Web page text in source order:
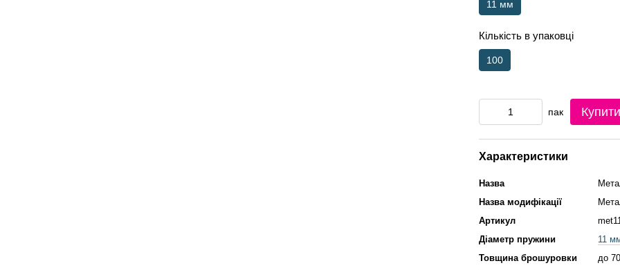
11 мм
Кількість в упаковці
100
пак Купити
Характеристики
Назва
Назва модифікації
Артикул
Діаметр пружини
11
Товщина брошуровки
до